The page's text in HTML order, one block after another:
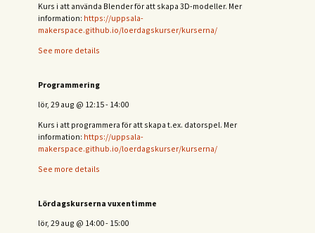
Kurs i att använda Blender för att skapa 3D-modeller. Mer
information: https://uppsala-
makerspace.github.io/loerdagskurser/kurserna/
See more details
Programmering
lör, 29 aug @ 12:15- 14:00
Kurs i att programmera för att skapa t.ex. datorspel. Mer
information: https://uppsala-
makerspace.github.io/loerdagskurser/kurserna/
See more details
Lördagskurserna vuxentimme
lör, 29 aug @ 14:00- 15:00